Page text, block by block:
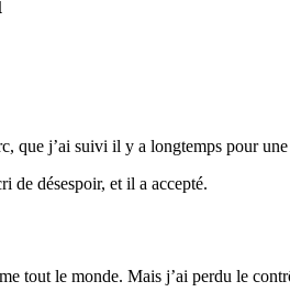
que j’ai suivi il y a longtemps pour
de désespoir, et il a accepté.
tout le monde. Mais j’ai perdu le